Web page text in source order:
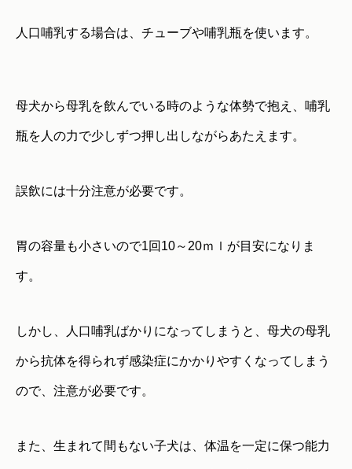
人口哺乳する場合は、チューブや哺乳瓶を使います。
母犬から母乳を飲んでいる時のような体勢で抱え、哺乳
瓶を人の力で少しずつ押し出しながらあたえます。
誤飲には十分注意が必要です。
胃の容量も小さいので1回10～20ｍｌが目安になりま
す。
しかし、人口哺乳ばかりになってしまうと、母犬の母乳
から抗体を得られず感染症にかかりやすくなってしまう
ので、注意が必要です。
また、生まれて間もない子犬は、体温を一定に保つ能力